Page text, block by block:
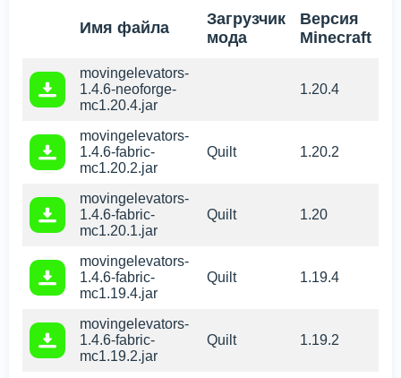
Имя файла
Загрузчик
мода
Версия
Minecraft
movingelevators-
1.4.6-neoforge-
mc1.20.4.jar
1.20.4
movingelevators-
1.4.6-fabric-
mc1.20.2.jar
Quilt 1.20.2
movingelevators-
1.4.6-fabric-
mc1.20.1.jar
Quilt 1.20
movingelevators-
1.4.6-fabric-
mc1.19.4.jar
Quilt 1.19.4
movingelevators-
1.4.6-fabric-
mc1.19.2.jar
Quilt 1.19.2